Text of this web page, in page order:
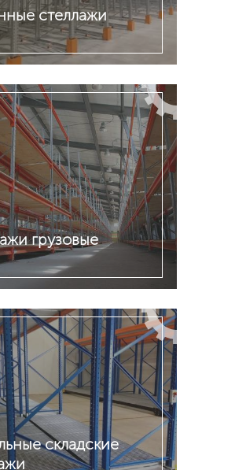
стеллажи
грузовые
складские